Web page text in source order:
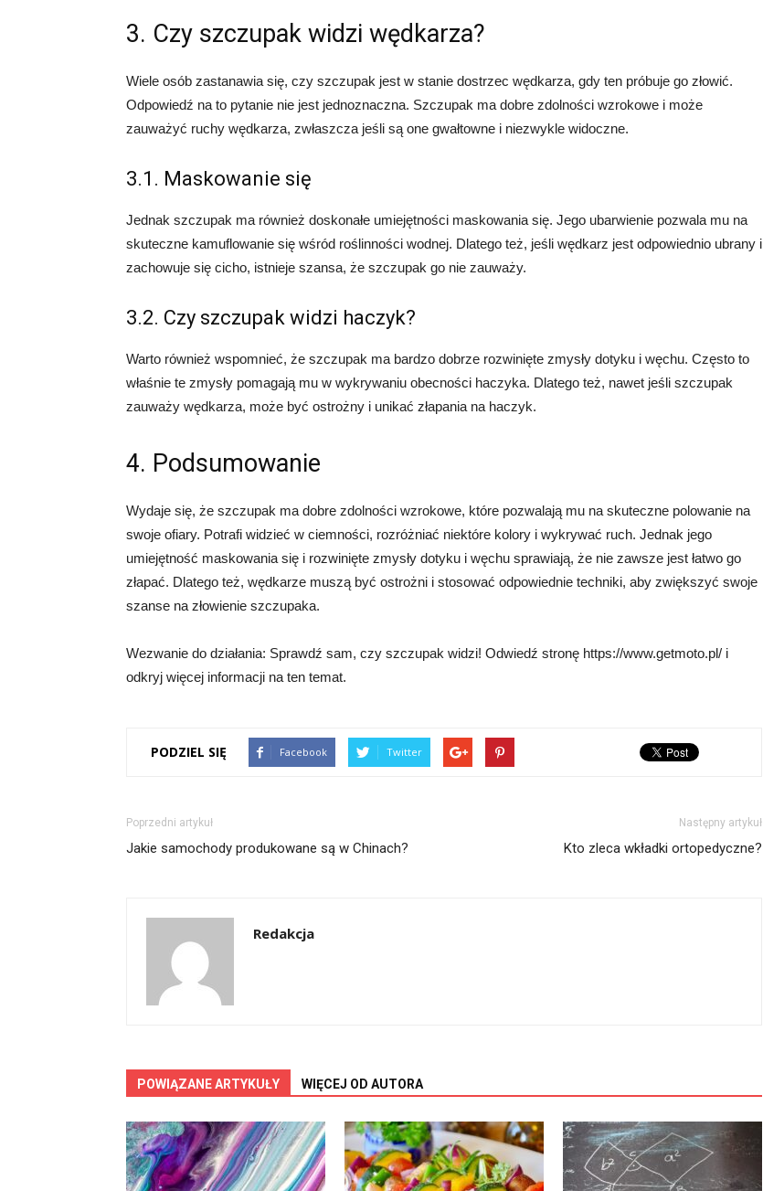
3. Czy szczupak widzi wędkarza?
Wiele osób zastanawia się, czy szczupak jest w stanie dostrzec wędkarza, gdy ten próbuje go złowić.
Odpowiedź na to pytanie nie jest jednoznaczna. Szczupak ma dobre zdolności wzrokowe i może
zauważyć ruchy wędkarza, zwłaszcza jeśli są one gwałtowne i niezwykle widoczne.
3.1. Maskowanie się
Jednak szczupak ma również doskonałe umiejętności maskowania się. Jego ubarwienie pozwala mu na
skuteczne kamuflowanie się wśród roślinności wodnej. Dlatego też, jeśli wędkarz jest odpowiednio ubrany i
zachowuje się cicho, istnieje szansa, że szczupak go nie zauważy.
3.2. Czy szczupak widzi haczyk?
Warto również wspomnieć, że szczupak ma bardzo dobrze rozwinięte zmysły dotyku i węchu. Często to
właśnie te zmysły pomagają mu w wykrywaniu obecności haczyka. Dlatego też, nawet jeśli szczupak
zauważy wędkarza, może być ostrożny i unikać złapania na haczyk.
4. Podsumowanie
Wydaje się, że szczupak ma dobre zdolności wzrokowe, które pozwalają mu na skuteczne polowanie na
swoje ofiary. Potrafi widzieć w ciemności, rozróżniać niektóre kolory i wykrywać ruch. Jednak jego
umiejętność maskowania się i rozwinięte zmysły dotyku i węchu sprawiają, że nie zawsze jest łatwo go
złapać. Dlatego też, wędkarze muszą być ostrożni i stosować odpowiednie techniki, aby zwiększyć swoje
szanse na złowienie szczupaka.
Wezwanie do działania: Sprawdź sam, czy szczupak widzi! Odwiedź stronę https://www.getmoto.pl/ i
odkryj więcej informacji na ten temat.
PODZIEL SIĘ Facebook Twitter
Poprzedni artykuł
Jakie samochody produkowane są w Chinach?
Następny artykuł
Kto zleca wkładki ortopedyczne?
Redakcja
POWIĄZANE ARTYKUŁY WIĘCEJ OD AUTORA